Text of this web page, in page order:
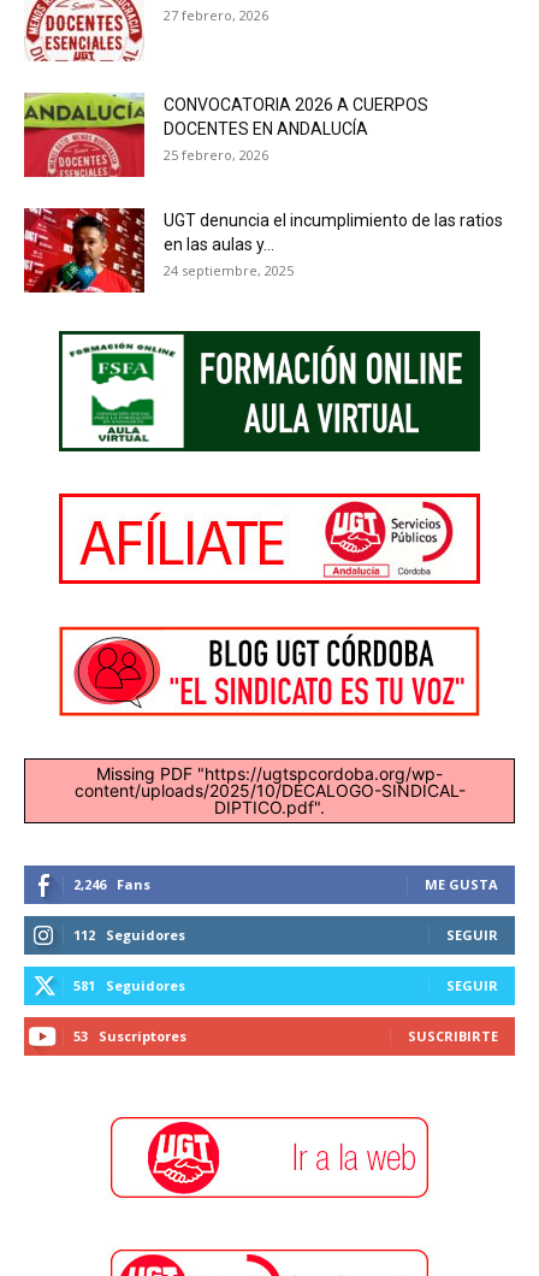
27 febrero, 2026
CONVOCATORIA 2026 A CUERPOS
DOCENTES EN ANDALUCÍA
25 febrero, 2026
UGT denuncia el incumplimiento de las ratios
en las aulas y...
24 septiembre, 2025
Missing PDF "https://ugtspcordoba.org/wp-
content/uploads/2025/10/DECALOGO-SINDICAL-
DIPTICO.pdf".
2,246 Fans ME GUSTA
112 Seguidores SEGUIR
581 Seguidores SEGUIR
53 Suscriptores SUSCRIBIRTE